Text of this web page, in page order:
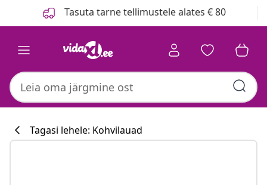
Tasuta tarne tellimustele alates € 80
Tagasi lehele: Kohvilauad